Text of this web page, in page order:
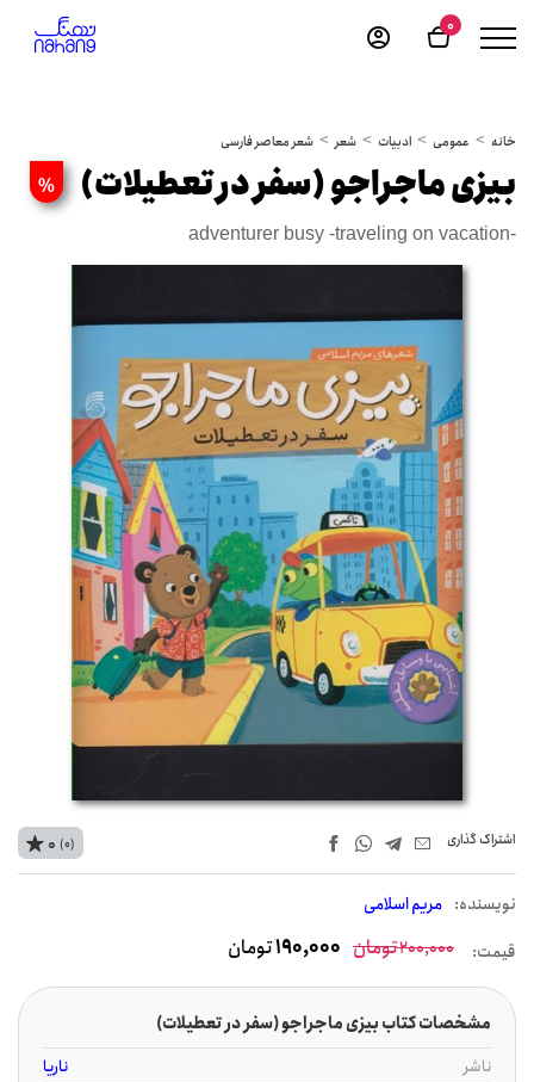
0
خانه عمومی ادبیات شعر شعر معاصر فارسی
% بیزی ماجراجو (سفر در تعطیلات)
adventurer busy -traveling on vacation-
اشتراک‌ گذاری
نويسنده: مریم اسلامی
0 (0)
قیمت: 200,000تومان 190,000تومان
مشخصات کتاب بیزی ماجراجو (سفر در تعطیلات)
ناشر
ناریا